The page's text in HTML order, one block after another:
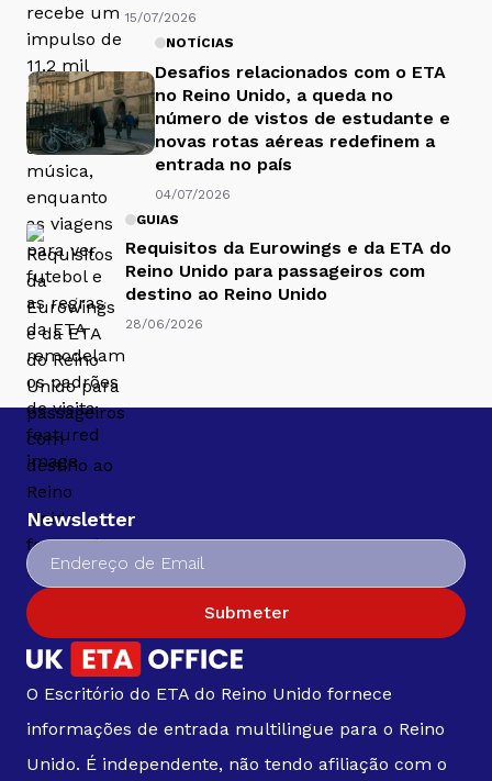
15/07/2026
NOTÍCIAS
Desafios relacionados com o ETA
no Reino Unido, a queda no
número de vistos de estudante e
novas rotas aéreas redefinem a
entrada no país
04/07/2026
GUIAS
Requisitos da Eurowings e da ETA do
Reino Unido para passageiros com
destino ao Reino Unido
28/06/2026
Newsletter
Submeter
O Escritório do ETA do Reino Unido fornece
informações de entrada multilingue para o Reino
Unido. É independente, não tendo afiliação com o